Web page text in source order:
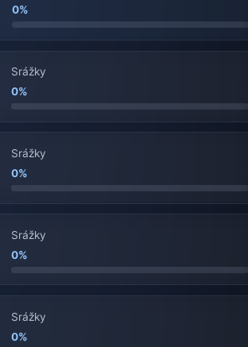
0%
Srážky
0%
Srážky
0%
Srážky
0%
Srážky
0%